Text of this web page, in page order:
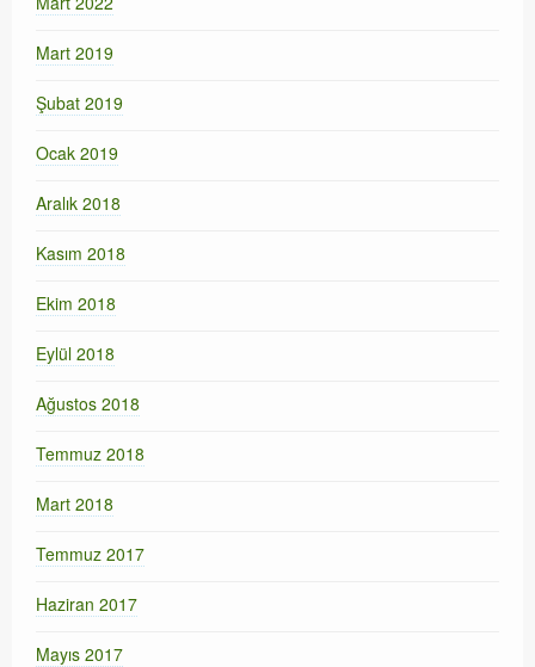
Mart 2019
Şubat 2019
Ocak 2019
Aralık 2018
Kasım 2018
Ekim 2018
Eylül 2018
Ağustos 2018
Temmuz 2018
Mart 2018
Temmuz 2017
Haziran 2017
Mayıs 2017